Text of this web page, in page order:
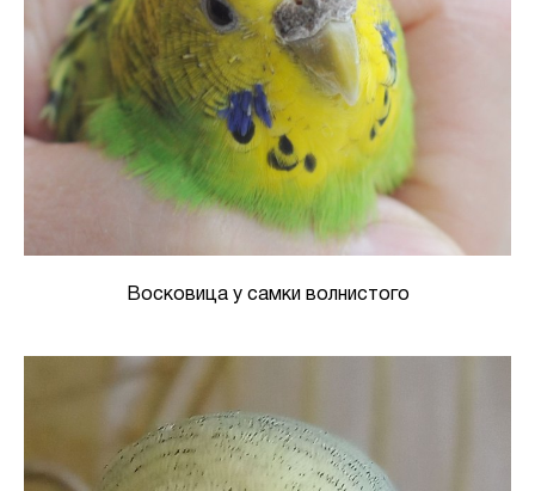
Восковица у самки волнистого